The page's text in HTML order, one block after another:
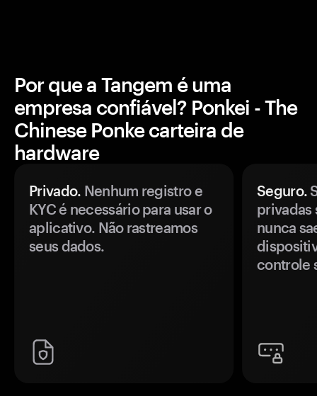
Por que a Tangem é uma
empresa confiável? Ponkei - The
Chinese Ponke carteira de
hardware
Privado. Nenhum registro e
KYC é necessário para usar o
aplicativo. Não rastreamos
seus dados.
Seguro.
privadas
nunca
controle